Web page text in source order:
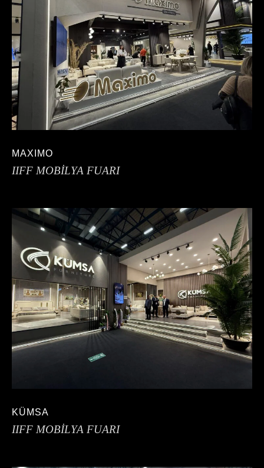
MAXIMO
IIFF MOBİLYA FUARI
KÜMSA
IIFF MOBİLYA FUARI